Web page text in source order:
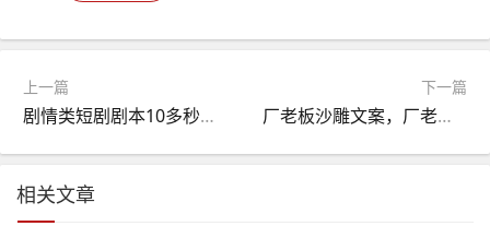
上一篇
剧情类短剧剧本10多秒，剧情类短剧剧本10多秒以上
下一篇
厂老板沙雕文案，厂老板沙雕文案搞笑
相关文章